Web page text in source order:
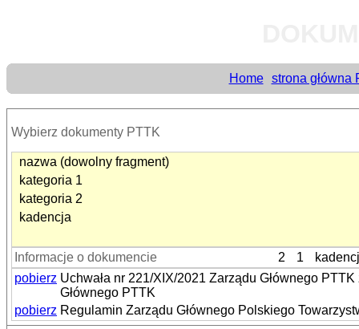
Home strona główna
Wybierz dokumenty PTTK
nazwa (dowolny fragment)
kategoria 1
kategoria 2
kadencja
Informacje o dokumencie 2 1
pobierz Uchwała nr 221/XIX/2021 Zarządu Głównego
Głównego PTTK
pobierz Regulamin Zarządu Głównego Polskiego